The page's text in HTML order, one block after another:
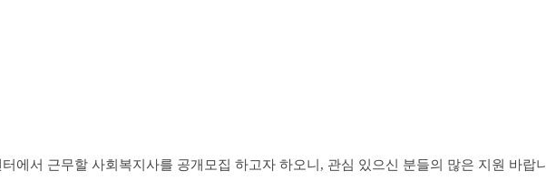
에서 근무할 사회복지사를 공개모집 하고자 하오니 , 관심 있으신 분들의 많은 지원 바랍